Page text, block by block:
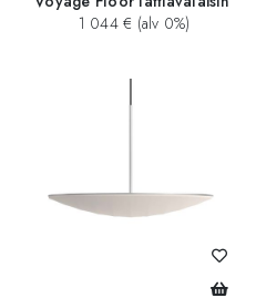
1 044 € (alv 0%)